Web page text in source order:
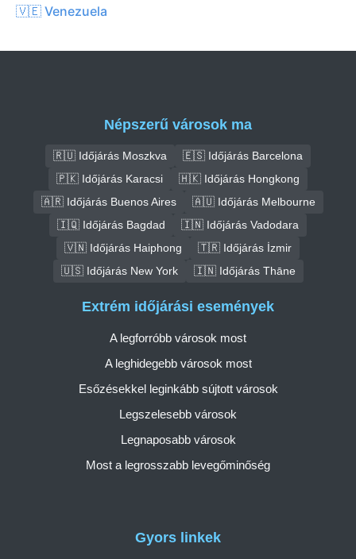
🇻🇪 Venezuela
Népszerű városok ma
🇷🇺 Időjárás Moszkva
🇪🇸 Időjárás Barcelona
🇵🇰 Időjárás Karacsi
🇭🇰 Időjárás Hongkong
🇦🇷 Időjárás Buenos Aires
🇦🇺 Időjárás Melbourne
🇮🇶 Időjárás Bagdad
🇮🇳 Időjárás Vadodara
🇻🇳 Időjárás Haiphong
🇹🇷 Időjárás İzmir
🇺🇸 Időjárás New York
🇮🇳 Időjárás Thāne
Gyors linkek
Extrém időjárási események
A legforróbb városok most
A leghidegebb városok most
Esőzésekkel leginkább sújtott városok
Legszelesebb városok
Legnaposabb városok
Most a legrosszabb levegőminőség